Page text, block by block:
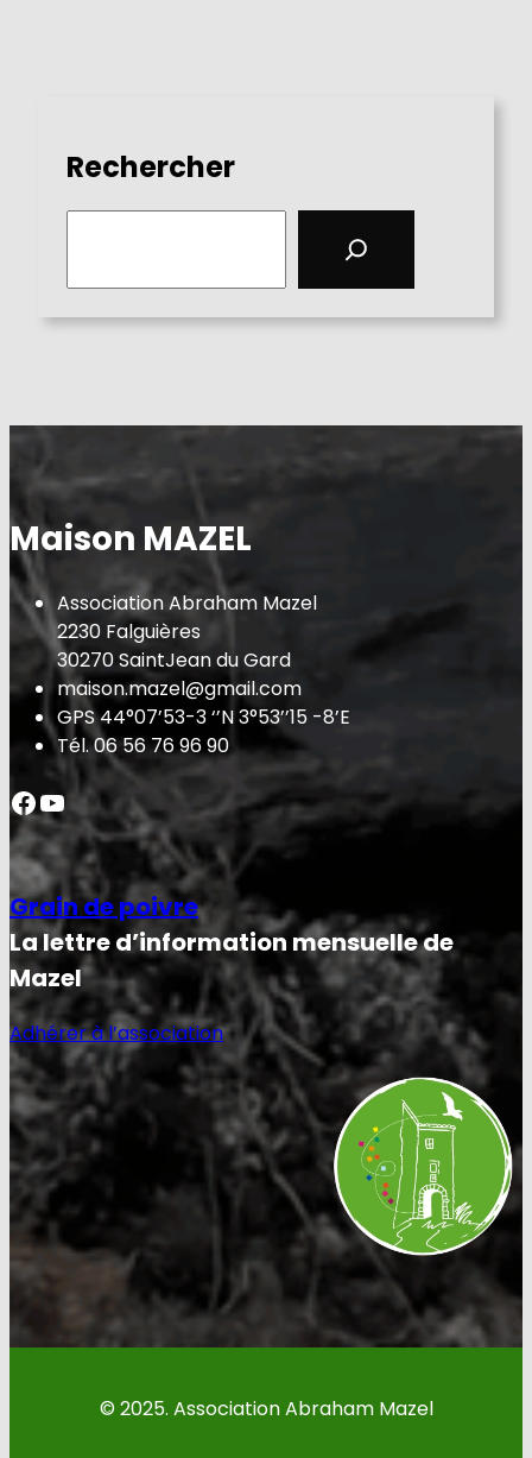
Rechercher
Maison MAZEL
Association Abraham Mazel
2230 Falguières
30270 SaintJean du Gard
maison.mazel@gmail.com
GPS 44°07’53-3 ‘’N 3°53’’15 -8’E
Tél. 06 56 76 96 90
Facebook YouTube
Grain de poivre
La lettre d’information mensuelle de
Mazel
Adhérer à l’association
© 2025. Association Abraham Mazel